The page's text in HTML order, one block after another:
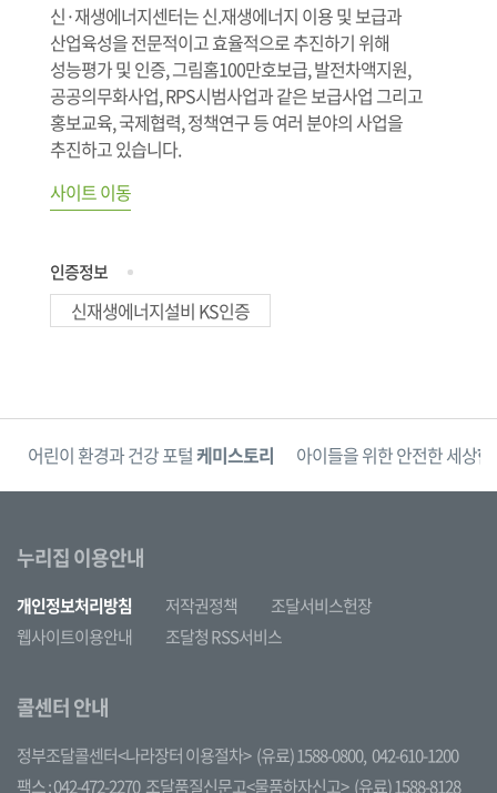
신·재생에너지센터는 신.재생에너지 이용 및 보급과
산업육성을 전문적이고 효율적으로 추진하기 위해
성능평가 및 인증, 그림홈100만호보급, 발전차액지원,
공공의무화사업, RPS시범사업과 같은 보급사업 그리고
홍보교육, 국제협력, 정책연구 등 여러 분야의 사업을
추진하고 있습니다.
사이트 이동
인증정보
신재생에너지설비 KS인증
어린이 환경과 건강 포털케미스토리 아이들을 위한 안전한 세상
누리집 이용안내
개인정보처리방침 저작권정책
조달서비스헌장
웹사이트이용안내
조달청 RSS서비스
콜센터 안내
정부조달콜센터<나라장터 이용절차> (유료) 1588-0800, 042-610-1200
팩스 : 042-472-2270 조달품질신문고<물품하자신고> (유료) 1588-8128